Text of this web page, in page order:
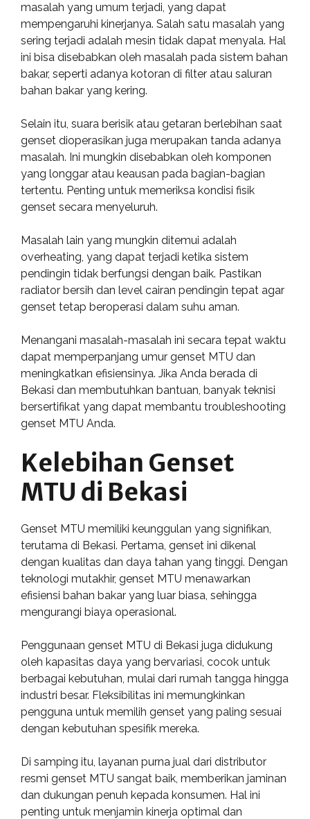
masalah yang umum terjadi, yang dapat
mempengaruhi kinerjanya. Salah satu masalah yang
sering terjadi adalah mesin tidak dapat menyala. Hal
ini bisa disebabkan oleh masalah pada sistem bahan
bakar, seperti adanya kotoran di filter atau saluran
bahan bakar yang kering.
Selain itu, suara berisik atau getaran berlebihan saat
genset dioperasikan juga merupakan tanda adanya
masalah. Ini mungkin disebabkan oleh komponen
yang longgar atau keausan pada bagian-bagian
tertentu. Penting untuk memeriksa kondisi fisik
genset secara menyeluruh.
Masalah lain yang mungkin ditemui adalah
overheating, yang dapat terjadi ketika sistem
pendingin tidak berfungsi dengan baik. Pastikan
radiator bersih dan level cairan pendingin tepat agar
genset tetap beroperasi dalam suhu aman.
Menangani masalah-masalah ini secara tepat waktu
dapat memperpanjang umur genset MTU dan
meningkatkan efisiensinya. Jika Anda berada di
Bekasi dan membutuhkan bantuan, banyak teknisi
bersertifikat yang dapat membantu troubleshooting
genset MTU Anda.
Kelebihan Genset
MTU di Bekasi
Genset MTU memiliki keunggulan yang signifikan,
terutama di Bekasi. Pertama, genset ini dikenal
dengan kualitas dan daya tahan yang tinggi. Dengan
teknologi mutakhir, genset MTU menawarkan
efisiensi bahan bakar yang luar biasa, sehingga
mengurangi biaya operasional.
Penggunaan genset MTU di Bekasi juga didukung
oleh kapasitas daya yang bervariasi, cocok untuk
berbagai kebutuhan, mulai dari rumah tangga hingga
industri besar. Fleksibilitas ini memungkinkan
pengguna untuk memilih genset yang paling sesuai
dengan kebutuhan spesifik mereka.
Di samping itu, layanan purna jual dari distributor
resmi genset MTU sangat baik, memberikan jaminan
dan dukungan penuh kepada konsumen. Hal ini
penting untuk menjamin kinerja optimal dan